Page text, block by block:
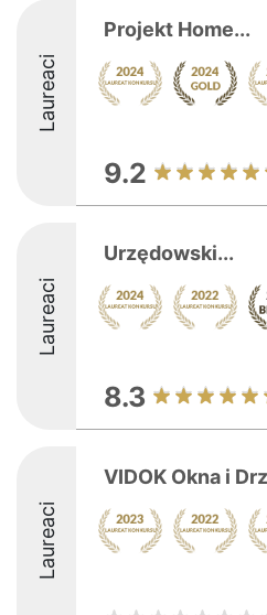
Laureaci
Projekt Home...
9.2
Laureaci
Urzędowski...
8.3
Laureaci
VIDOK Okna i